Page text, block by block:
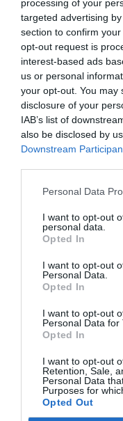
processing of your
targeted advertising
section to confirm
opt-out request is
interest-based ads
us or personal
your opt-out. You may
disclosure of your
IAB’s list of
also be disclosed by
Downstream
Personal Data
I want to opt-out
personal data.
Opted In
I want to opt-out
Personal Data.
Opted In
I want to opt-out
Personal Data for
Opted In
I want to opt-out
Retention, Sale,
Personal Data
Purposes for
Opted Out